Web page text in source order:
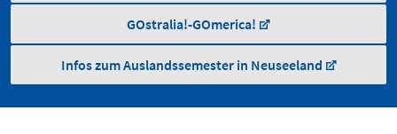
GOstralia!-GOmerica!
Infos zum Auslandssemester in Neuseeland